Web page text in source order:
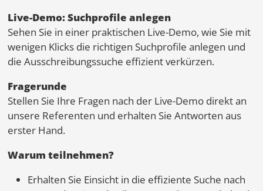
Live-Demo: Suchprofile anlegen
Sehen Sie in einer praktischen Live-Demo, wie Sie mit
wenigen Klicks die richtigen Suchprofile anlegen und
die Ausschreibungssuche effizient verkürzen.
Fragerunde
Stellen Sie Ihre Fragen nach der Live-Demo direkt an
unsere Referenten und erhalten Sie Antworten aus
erster Hand.
Warum teilnehmen?
Erhalten Sie Einsicht in die effiziente Suche nach